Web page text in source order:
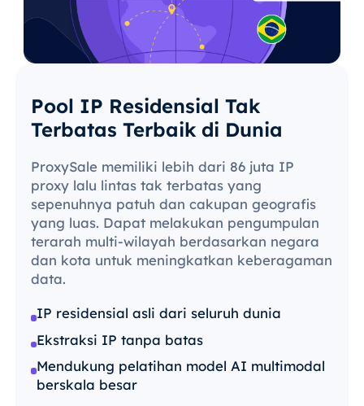
Pool IP Residensial Tak
Terbatas Terbaik di Dunia
ProxySale memiliki lebih dari 86 juta IP
proxy lalu lintas tak terbatas yang
sepenuhnya patuh dan cakupan geografis
yang luas. Dapat melakukan pengumpulan
terarah multi-wilayah berdasarkan negara
dan kota untuk meningkatkan keberagaman
data.
IP residensial asli dari seluruh dunia
Ekstraksi IP tanpa batas
Mendukung pelatihan model AI multimodal
berskala besar